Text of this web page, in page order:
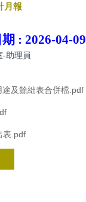
月報
: 2026-04-09
-助理員
途及餘絀表合併檔.pdf
表.pdf